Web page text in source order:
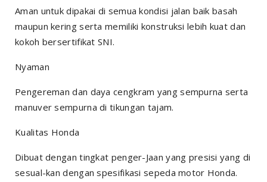
Aman untuk dipakai di semua kondisi jalan baik basah
maupun kering serta memiliki konstruksi lebih kuat dan
kokoh bersertifikat SNI.
Nyaman
Pengereman dan daya cengkram yang sempurna serta
manuver sempurna di tikungan tajam.
Kualitas Honda
Dibuat dengan tingkat penger-Jaan yang presisi yang di
sesual-kan dengan spesifikasi sepeda motor Honda.